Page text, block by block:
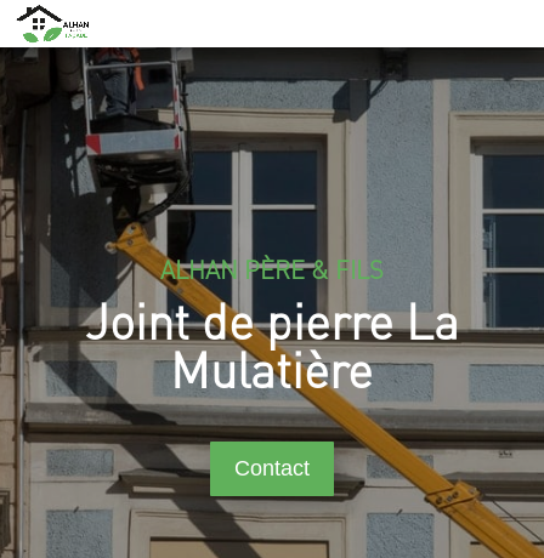
ALHAN PÈRE & FILS
Joint de pierre La
Mulatière
Contact